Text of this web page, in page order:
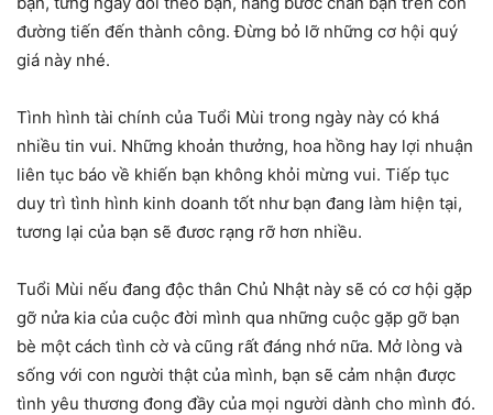
đường tiến đến thành công. Đừng bỏ lỡ những cơ hội quý
giá này nhé.
Tình hình tài chính của Tuổi Mùi trong ngày này có khá
nhiều tin vui. Những khoản thưởng, hoa hồng hay lợi nhuận
liên tục báo về khiến bạn không khỏi mừng vui. Tiếp tục
duy trì tình hình kinh doanh tốt như bạn đang làm hiện tại,
tương lại của bạn sẽ đươc rạng rỡ hơn nhiều.
Tuổi Mùi nếu đang độc thân Chủ Nhật này sẽ có cơ hội gặp
gỡ nửa kia của cuộc đời mình qua những cuộc gặp gỡ bạn
bè một cách tình cờ và cũng rất đáng nhớ nữa. Mở lòng và
sống với con người thật của mình, bạn sẽ cảm nhận được
tình yêu thương đong đầy của mọi người dành cho mình đó.